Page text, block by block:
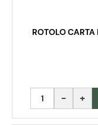
ROTOLO
Quantità